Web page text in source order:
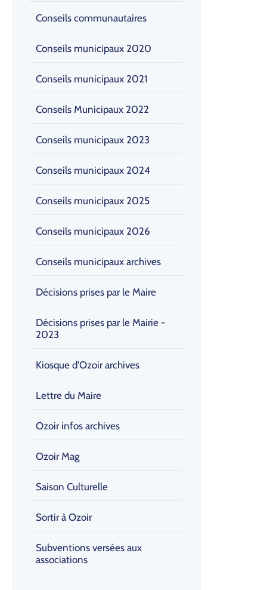
Conseils communautaires
Conseils municipaux 2020
Conseils municipaux 2021
Conseils Municipaux 2022
Conseils municipaux 2023
Conseils municipaux 2024
Conseils municipaux 2025
Conseils municipaux 2026
Conseils municipaux archives
Décisions prises par le Maire
Décisions prises par le Mairie -
2023
Kiosque d'Ozoir archives
Lettre du Maire
Ozoir infos archives
Ozoir Mag
Saison Culturelle
Sortir à Ozoir
Subventions versées aux
associations